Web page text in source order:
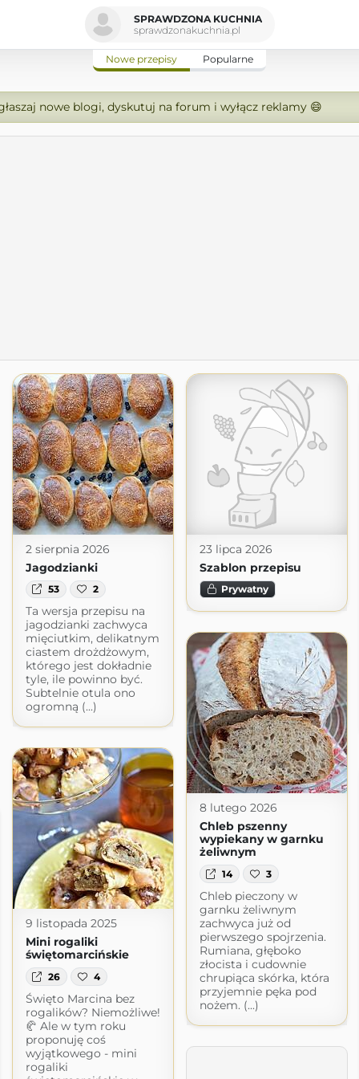
SPRAWDZONA KUCHNIA
sprawdzonakuchnia.pl
Nowe przepisy Popularne
nowe blogi, dyskutuj na forum i wyłącz reklamy 😄
2 sierpnia 2026
Jagodzianki
53 2
Ta wersja przepisu na
jagodzianki zachwyca
mięciutkim, delikatnym
ciastem drożdżowym,
którego jest dokładnie
tyle, ile powinno być.
Subtelnie otula ono
ogromną (...)
23 lipca 2026
Szablon przepisu
Prywatny
8 lutego 2026
Chleb pszenny
wypiekany w garnku
żeliwnym
14 3
Chleb pieczony w
garnku żeliwnym
zachwyca już od
pierwszego spojrzenia.
Rumiana, głęboko
złocista i cudownie
chrupiąca skórka, która
przyjemnie pęka pod
nożem. (...)
9 listopada 2025
Mini rogaliki
świętomarcińskie
26 4
Święto Marcina bez
rogalików? Niemożliwe!
🥐 Ale w tym roku
proponuję coś
wyjątkowego - mini
rogaliki